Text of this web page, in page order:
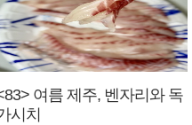
여름 제주, 벤자리와 독
시치